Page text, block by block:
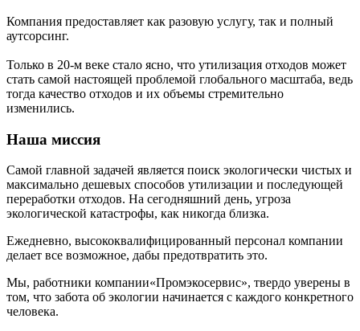
Компания предоставляет как разовую услугу, так и полный
аутсорсинг.
Только в 20-м веке стало ясно, что утилизация отходов может
стать самой настоящей проблемой глобального масштаба, ведь
тогда качество отходов и их объемы стремительно
изменились.
Наша миссия
Самой главной задачей является поиск экологически чистых и
максимально дешевых способов утилизации и последующей
переработки отходов. На сегодняшний день, угроза
экологической катастрофы, как никогда близка.
Ежедневно, высококвалифицированный персонал компании
делает все возможное, дабы предотвратить это.
Мы, работники компании«Промэкосервис», твердо уверены в
том, что забота об экологии начинается с каждого конкретного
человека.